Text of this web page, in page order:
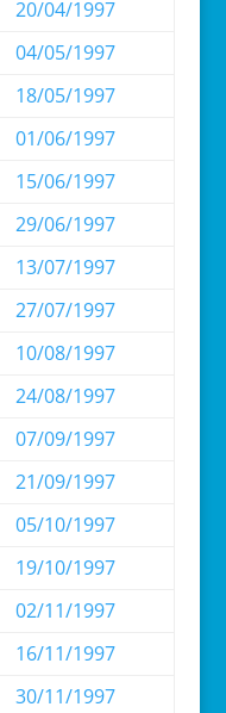
20/04/1997
04/05/1997
18/05/1997
01/06/1997
15/06/1997
29/06/1997
13/07/1997
27/07/1997
10/08/1997
24/08/1997
07/09/1997
21/09/1997
05/10/1997
19/10/1997
02/11/1997
16/11/1997
30/11/1997